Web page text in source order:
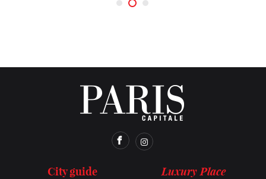
City guide Luxury Place